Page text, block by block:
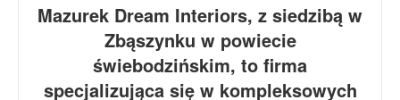
Mazurek Dream Interiors, z siedzibą w
Zbąszynku w powiecie
świebodzińskim, to firma
specjalizująca się w kompleksowych